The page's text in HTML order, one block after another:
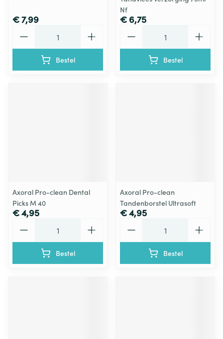
€ 7,99
Bestel
Nf
€ 6,75
Bestel
Axoral Pro-clean Dental
Picks M 40
€ 4,95
Bestel
Axoral Pro-clean
Tandenborstel Ultrasoft
€ 4,95
Bestel